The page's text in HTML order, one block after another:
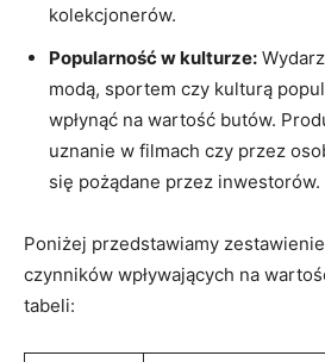
kolekcjonerów.
Popularność w kulturze:
modą, sportem czy kulturą
wpłynąć na wartość butów.
uznanie w filmach czy przez
się pożądane przez inwestorów.
Poniżej przedstawiamy
czynników wpływających na
tabeli: